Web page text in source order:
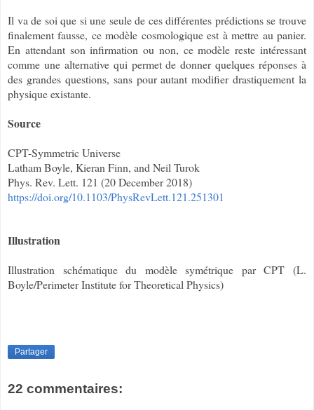
Il va de soi que si une seule de ces différentes prédictions se trouve
finalement fausse, ce modèle cosmologique est à mettre au panier.
En attendant son infirmation ou non, ce modèle reste intéressant
comme une alternative qui permet de donner quelques réponses à
des grandes questions, sans pour autant modifier drastiquement la
physique existante.
Source
CPT-Symmetric Universe
Latham Boyle, Kieran Finn, and Neil Turok
Phys. Rev. Lett. 121 (20 December 2018)
https://doi.org/10.1103/PhysRevLett.121.251301
Illustration
Illustration schématique du modèle symétrique par CPT (L.
Boyle/Perimeter Institute for Theoretical Physics)
Partager
22 commentaires: